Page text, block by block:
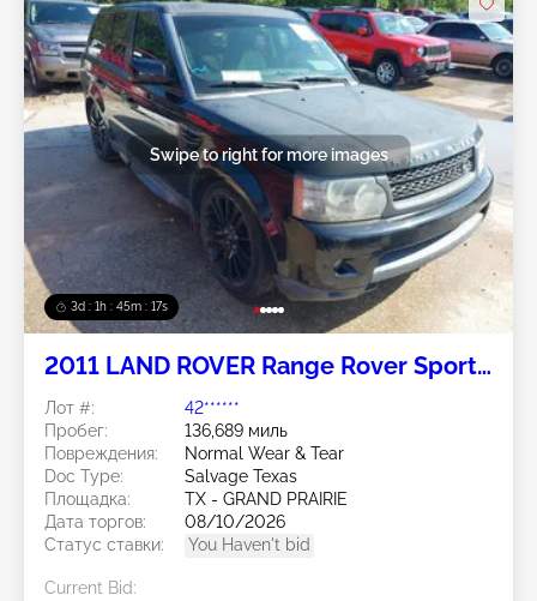
3d : 1h : 45m : 14s
Swipe to right for more images
2011 LAND ROVER Range Rover Sport
Лот #:
42******
Пробег:
136,689 миль
Повреждения:
Normal Wear & Tear
Doc Type:
Salvage Texas
Площадка:
TX - GRAND PRAIRIE
Дата торгов:
08/10/2026
Статус ставки:
You Haven't bid
Current Bid: